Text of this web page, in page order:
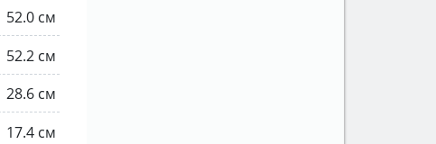
52.0 см
52.2 см
28.6 см
17.4 см